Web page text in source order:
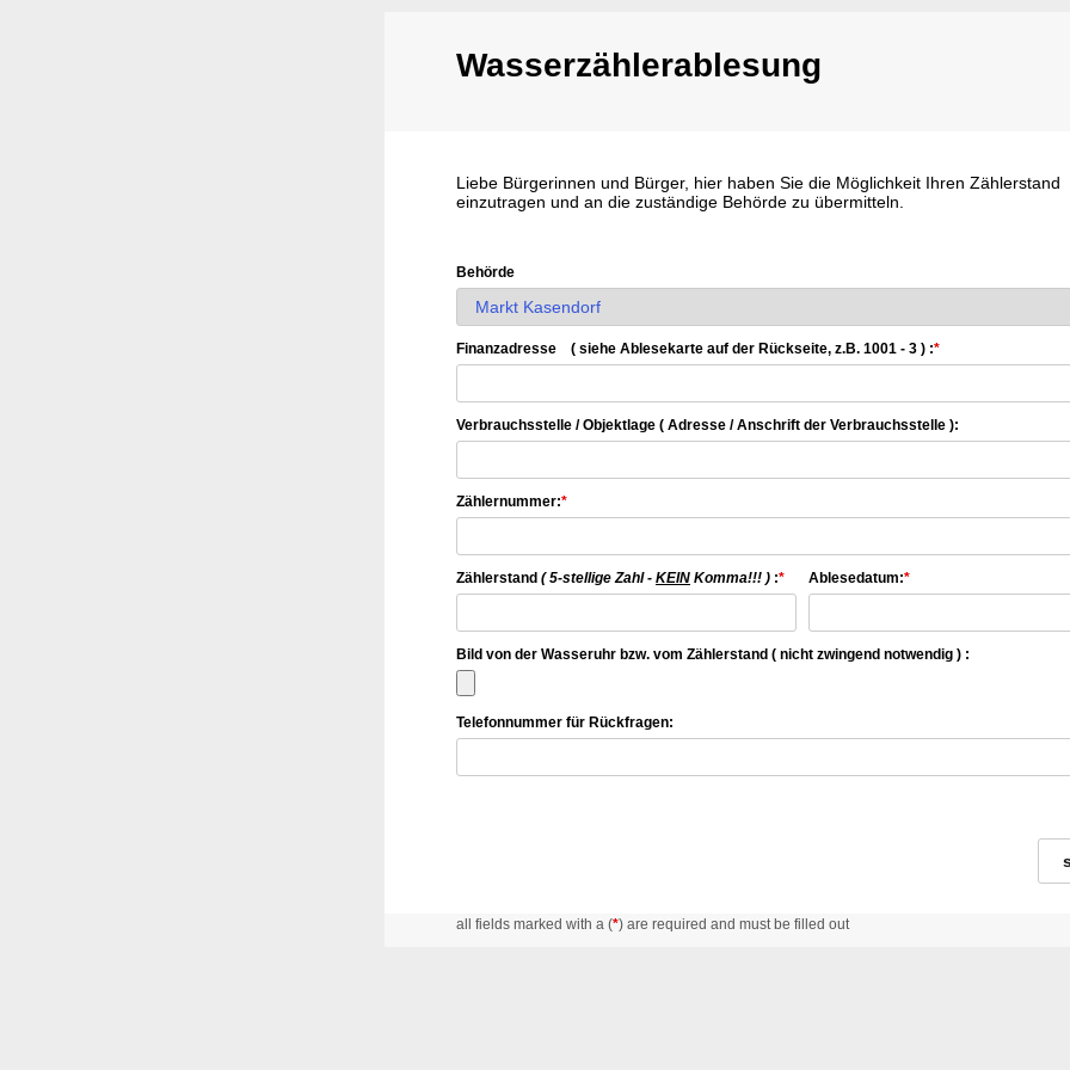
Wasserzählerablesung
Liebe Bürgerinnen und Bürger, hier haben Sie die Möglichkeit Ihren Zählerstand
einzutragen und an die zuständige Behörde zu übermitteln.
Behörde
Finanzadresse ( siehe Ablesekarte auf der Rückseite, z.B. 1001 - 3 ) :*
Verbrauchsstelle / Objektlage ( Adresse / Anschrift der Verbrauchsstelle ):
Zählernummer:*
Zählerstand ( 5-stellige Zahl - KEIN Komma!!! ) :* Ablesedatum:*
Bild von der Wasseruhr bzw. vom Zählerstand ( nicht zwingend notwendig ) :
Telefonnummer für Rückfragen:
all fields marked with a (*) are required and must be filled out